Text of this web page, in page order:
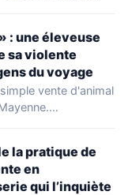
: une éleveuse
sa violente
du voyage
vente d'animal
la pratique de
en
qui l’inquiète